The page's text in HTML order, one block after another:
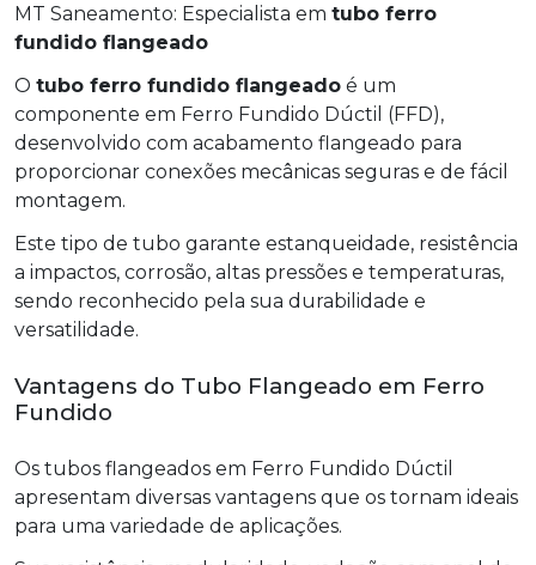
MT Saneamento: Especialista em tubo ferro
fundido flangeado
O tubo ferro fundido flangeado é um
componente em Ferro Fundido Dúctil (FFD),
desenvolvido com acabamento flangeado para
proporcionar conexões mecânicas seguras e de fácil
montagem.
Este tipo de tubo garante estanqueidade, resistência
a impactos, corrosão, altas pressões e temperaturas,
sendo reconhecido pela sua durabilidade e
versatilidade.
Vantagens do Tubo Flangeado em Ferro
Fundido
Os tubos flangeados em Ferro Fundido Dúctil
apresentam diversas vantagens que os tornam ideais
para uma variedade de aplicações.